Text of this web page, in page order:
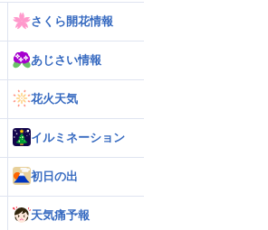
さくら開花情報
あじさい情報
花火天気
イルミネーション
初日の出
天気痛予報